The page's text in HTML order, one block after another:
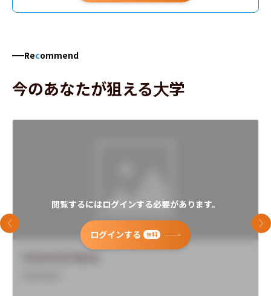
Recommend
今のあなたが狙える大学
閲覧するにはログインする必要があります。
ログインする 無料
前のスライド 次